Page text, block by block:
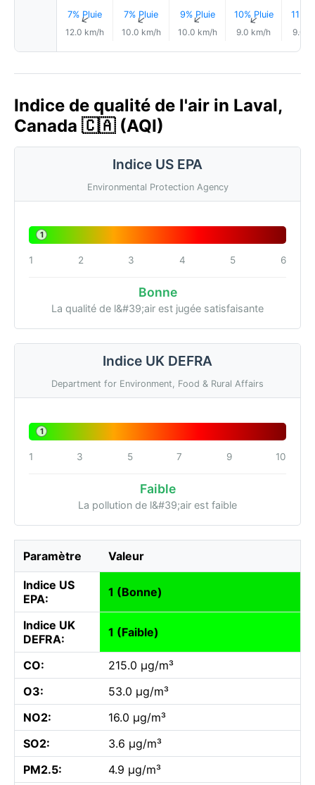
7% Pluie
↑
12.0 km/h
7% Pluie
↑
10.0 km/h
9% Pluie
↑
10.0 km/h
10% Pluie
↑
9.0 km/h
11%
9.0
Indice de qualité de l'air in Laval,
Canada 🇨🇦 (AQI)
Indice US EPA
Environmental Protection Agency
1
1 2 3 4 5 6
Bonne
La qualité de l&#39;air est jugée satisfaisante
Indice UK DEFRA
Department for Environment, Food & Rural Affairs
1
1 3 5 7 9 10
Faible
La pollution de l&#39;air est faible
Paramètre Valeur
Indice US
EPA:
1 (Bonne)
Indice UK
DEFRA:
1 (Faible)
CO:
215.0 µg/m³
O3:
53.0 µg/m³
NO2:
16.0 µg/m³
SO2:
3.6 µg/m³
PM2.5:
4.9 µg/m³